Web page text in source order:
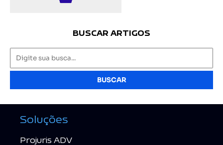
BUSCAR ARTIGOS
BUSCAR
Soluções
Projuris ADV